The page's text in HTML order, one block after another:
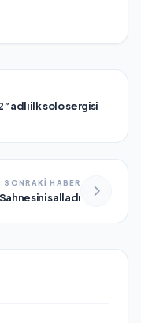
adlı ilk solo sergisi
SONRAKİ HABER
salladı